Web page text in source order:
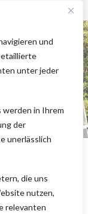
und
unter jeder
werden in Ihrem
der
unerlässlich
die uns
nutzen,
relevanten